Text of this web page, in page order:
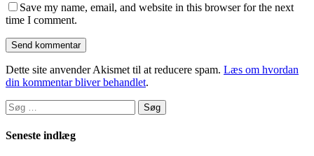
Save my name, email, and website in this browser for the next
time I comment.
Dette site anvender Akismet til at reducere spam. Læs om hvordan
din kommentar bliver behandlet.
Søg
efter:
Seneste indlæg